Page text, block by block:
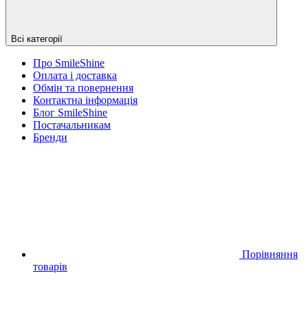
Всі категорії
Про SmileShine
Оплата і доставка
Обмін та повернення
Контактна інформація
Блог SmileShine
Постачальникам
Бренди
Порівняння
товарів